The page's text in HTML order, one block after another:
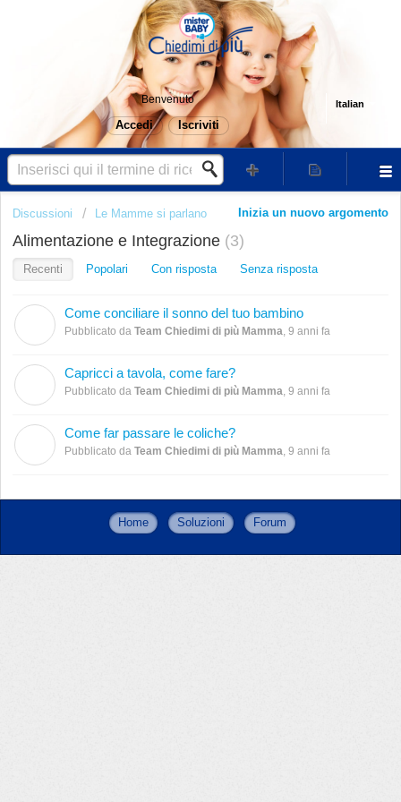
Italian
Benvenuto
Accedi Iscriviti
Inizia un nuovo argomento
Discussioni Le Mamme si parlano
Alimentazione e Integrazione 3
Recenti Popolari Con risposta Senza risposta
Come conciliare il sonno del tuo bambino
Pubblicato da Team Chiedimi di più Mamma, 9 anni fa
Capricci a tavola, come fare?
Pubblicato da Team Chiedimi di più Mamma, 9 anni fa
Come far passare le coliche?
Pubblicato da Team Chiedimi di più Mamma, 9 anni fa
Home Soluzioni Forum